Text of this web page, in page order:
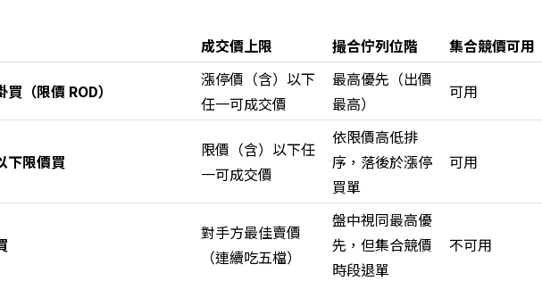
成交價上限 撮合佇列位階 集合競價可用
買（限價 ROD）
漲停價（含）以下
任一可成交價
最高優先（出價
最高）
可用
下限價買
限價（含）以下任
一可成交價
依限價高低排
序，落後於漲停
買單
可用
對手方最佳賣價
（連續吃五檔）
盤中視同最高優
先，但集合競價
時段退單
不可用